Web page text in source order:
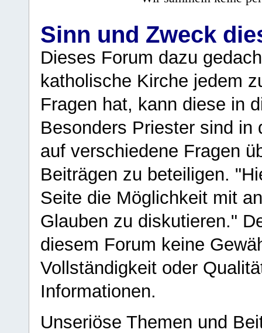
Sinn und Zweck
Dieses Forum dazu
katholische Kirche jedem
Fragen hat, kann diese in
Besonders Priester sind in
auf verschiedene Fragen
Beiträgen zu beteiligen.
Seite die Möglichkeit mit
Glauben zu diskutieren."
diesem Forum keine
Vollständigkeit oder
Informationen.
Unseriöse Themen und